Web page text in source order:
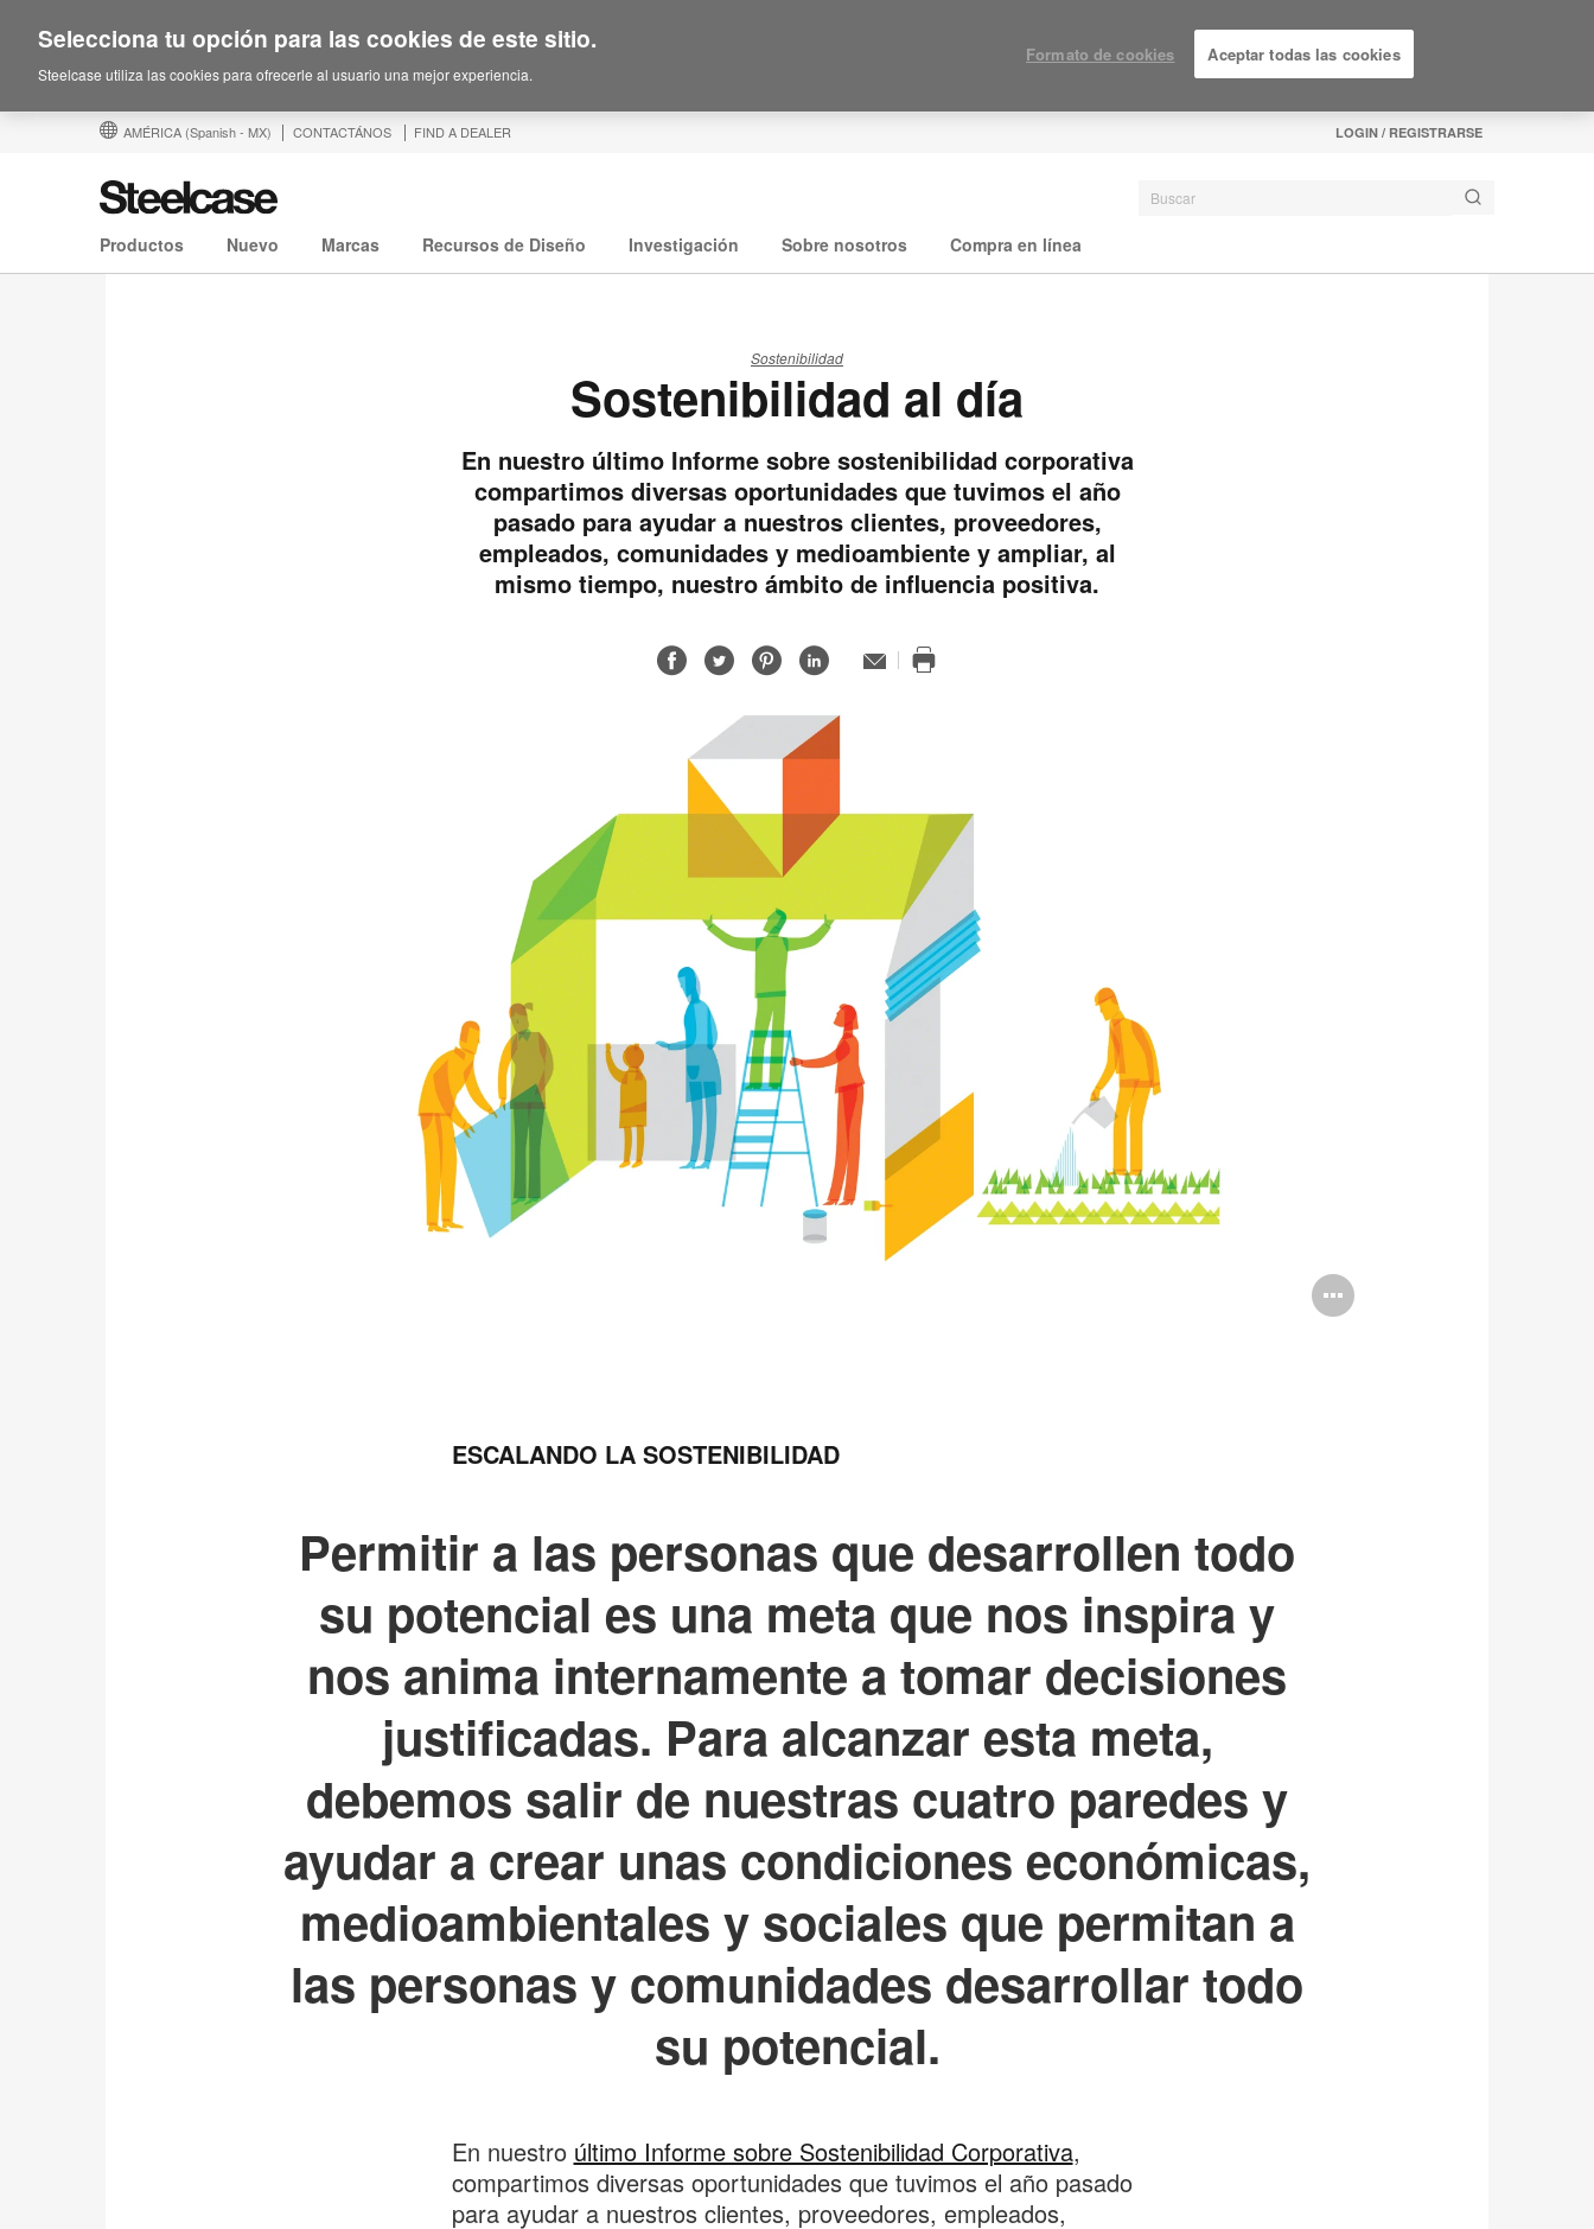
AMÉRICA (Spanish - MX) CONTACTÁNOS FIND A DEALER LOGIN / REGISTRARSE
Productos Nuevo Marcas Recursos de Diseño Investigación Sobre nosotros Compra en línea
Sostenibilidad
Sostenibilidad al día
En nuestro último Informe sobre sostenibilidad corporativa
compartimos diversas oportunidades que tuvimos el año
pasado para ayudar a nuestros clientes, proveedores,
empleados, comunidades y medioambiente y ampliar, al
mismo tiempo, nuestro ámbito de influencia positiva.
Compartir
Facebook
Compartir
Twitter
Compartir
Pinterest
Compartir
Linked-
Email
Open
ESCALANDO LA SOSTENIBILIDAD
Permitir a las personas que desarrollen todo
su potencial es una meta que nos inspira y
nos anima internamente a tomar decisiones
justificadas. Para alcanzar esta meta,
debemos salir de nuestras cuatro paredes y
ayudar a crear unas condiciones económicas,
medioambientales y sociales que permitan a
las personas y comunidades desarrollar todo
su potencial.
En nuestro último Informe sobre Sostenibilidad Corporativa,
compartimos diversas oportunidades que tuvimos el año pasado
para ayudar a nuestros clientes, proveedores, empleados,
Selecciona tu opción para las cookies de este sitio.
Steelcase utiliza las cookies para ofrecerle al usuario una mejor experiencia.
Formato de cookies Aceptar todas las cookies